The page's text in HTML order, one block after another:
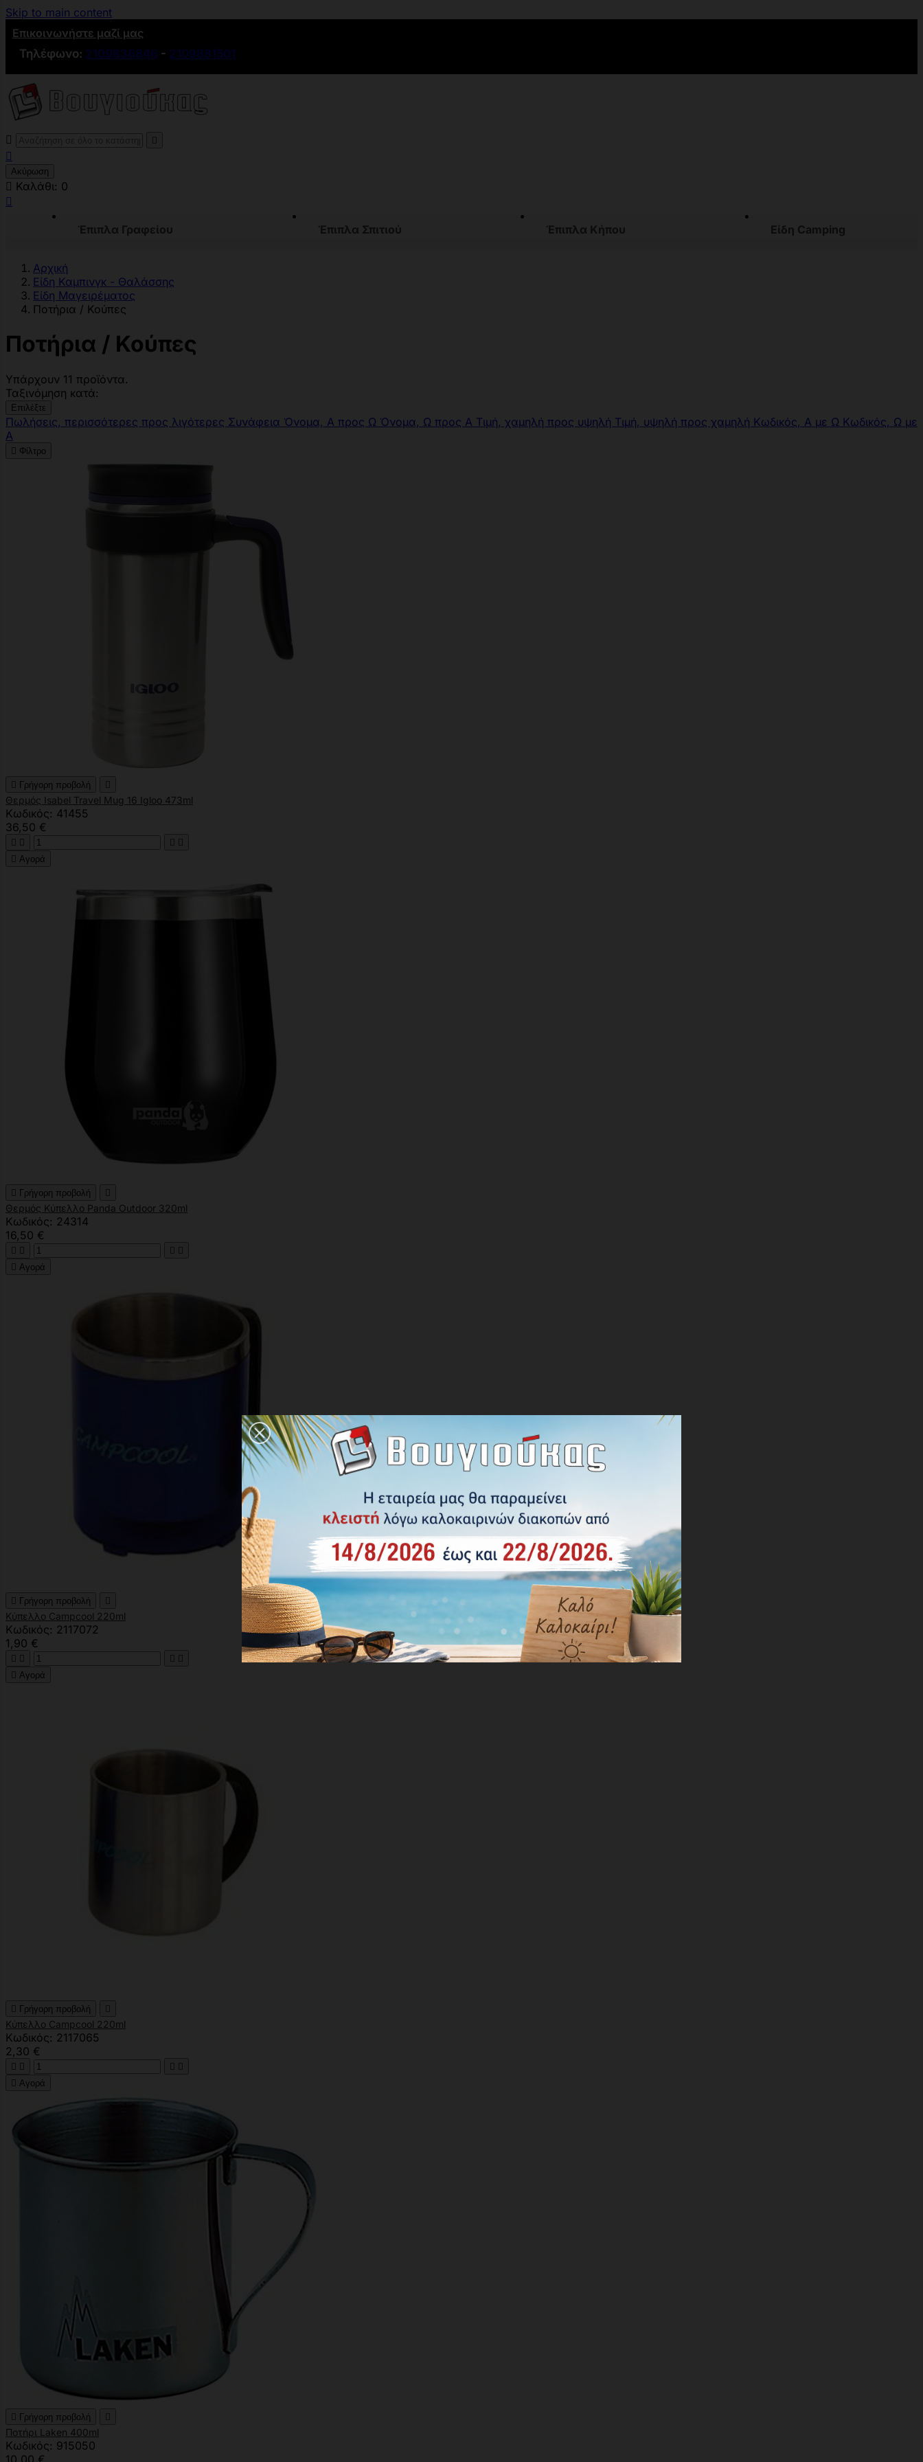
Skip to main content
Επικοινωνήστε μαζί μας
Τηλέφωνο: 2109836846 - 2109881501
 

Ακύρωση
 Καλάθι: 0

Έπιπλα Γραφείου Έπιπλα Σπιτιού Έπιπλα Κήπου Είδη Camping
Αρχική
Είδη Καμπινγκ - Θαλάσσης
Είδη Μαγειρέματος
Ποτήρια / Κούπες
Ποτήρια / Κούπες
Υπάρχουν 11 προϊόντα.
Ταξινόμηση κατά:
Επιλέξτε
Πωλήσεις, περισσότερες προς λιγότερες Συνάφεια Όνομα, Α προς Ω Όνομα, Ω προς Α Τιμή, χαμηλή προς υψηλή Τιμή, υψηλή προς χαμηλή Κωδικός, Α με Ω Κωδικός, Ω με
Α
 Φίλτρο
 Γρήγορη προβολή 
Θερμός Isabel Travel Mug 16 Igloo 473ml
Κωδικός: 41455
36,50 €
   
 Αγορά
 Γρήγορη προβολή 
Θερμός Κύπελλο Panda Outdoor 320ml
Κωδικός: 24314
16,50 €
   
 Αγορά
 Γρήγορη προβολή 
Κύπελλο Campcool 220ml
Κωδικός: 2117072
1,90 €
   
 Αγορά
 Γρήγορη προβολή 
Κύπελλο Campcool 220ml
Κωδικός: 2117065
2,30 €
   
 Αγορά
 Γρήγορη προβολή 
Ποτήρι Laken 400ml
Κωδικός: 915050
10,00 €